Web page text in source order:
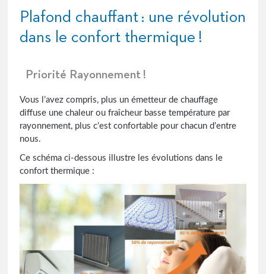
Plafond chauffant : une révolution
dans le confort thermique !
Priorité Rayonnement !
Vous l’avez compris, plus un émetteur de chauffage
diffuse une chaleur ou fraîcheur basse température par
rayonnement, plus c’est confortable pour chacun d’entre
nous.
Ce schéma ci-dessous illustre les évolutions dans le
confort thermique :